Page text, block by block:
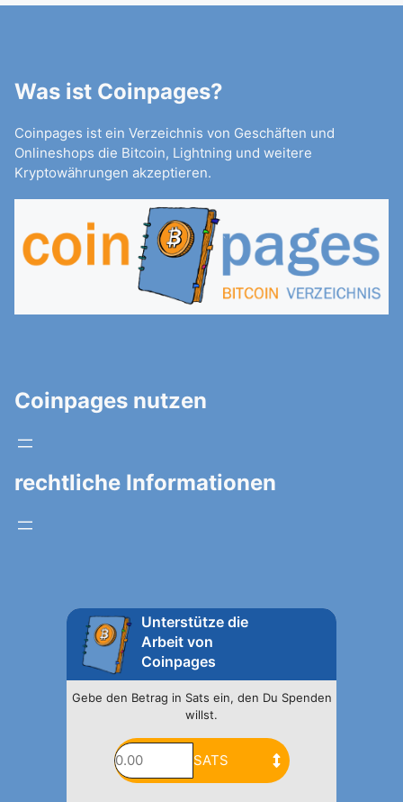
Was ist Coinpages?
Coinpages ist ein Verzeichnis von Geschäften und
Onlineshops die Bitcoin, Lightning und weitere
Kryptowährungen akzeptieren.
Coinpages nutzen
rechtliche Informationen
Unterstütze die
Arbeit von
Coinpages
Gebe den Betrag in Sats ein, den Du Spenden
willst.